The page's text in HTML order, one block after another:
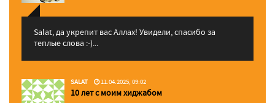
Salat, да укрепит вас Аллаx! Увидели, спасибо за
теплые слова :-)...
SALAT 11.04.2025, 09:02
10 лет с моим хиджабом